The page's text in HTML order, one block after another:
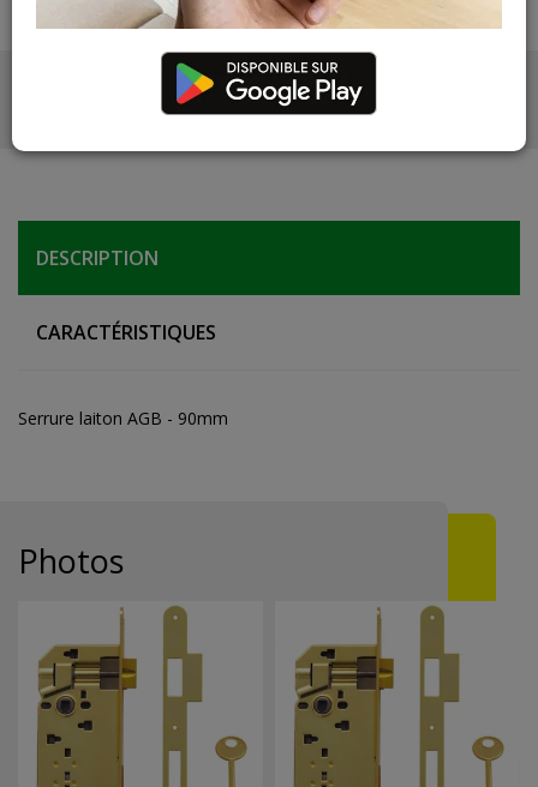
DESCRIPTIONPHOTOS
DESCRIPTION
CARACTÉRISTIQUES
Serrure laiton AGB - 90mm
Photos